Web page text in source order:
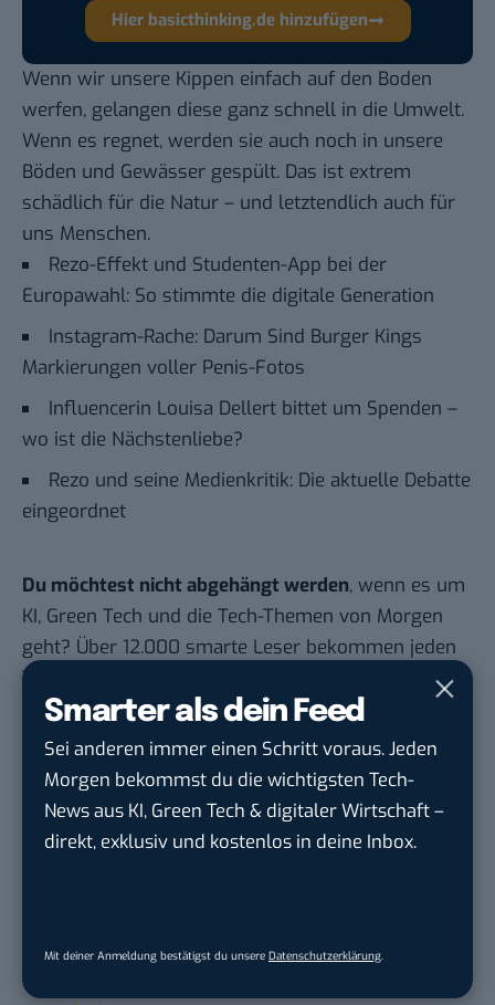
Smarter als dein Feed
Sei anderen immer einen Schritt voraus. Jeden
Morgen bekommst du die wichtigsten Tech-
News aus KI, Green Tech & digitaler Wirtschaft –
direkt, exklusiv und kostenlos in deine Inbox.
Mit deiner Anmeldung bestätigst du unsere Datenschutzerklärung.
Hier basicthinking.de hinzufügen
Wenn wir unsere Kippen einfach auf den Boden
werfen, gelangen diese ganz schnell in die Umwelt.
Wenn es regnet, werden sie auch noch in unsere
Böden und Gewässer gespült. Das ist extrem
schädlich für die Natur – und letztendlich auch für
uns Menschen.
Rezo-Effekt und Studenten-App bei der
Europawahl: So stimmte die digitale Generation
Instagram-Rache: Darum Sind Burger Kings
Markierungen voller Penis-Fotos
Influencerin Louisa Dellert bittet um Spenden –
wo ist die Nächstenliebe?
Rezo und seine Medienkritik: Die aktuelle Debatte
eingeordnet
Du möchtest nicht abgehängt werden, wenn es um
KI, Green Tech und die Tech-Themen von Morgen
geht? Über 12.000 smarte Leser bekommen jeden
Tag UPDATE, unser Tech-Briefing mit den
wichtigsten News des Tages – und sichern sich
damit ihren Vorsprung.Hier kannst du dich
kostenlos anmelden.
STELLENANZEIGEN